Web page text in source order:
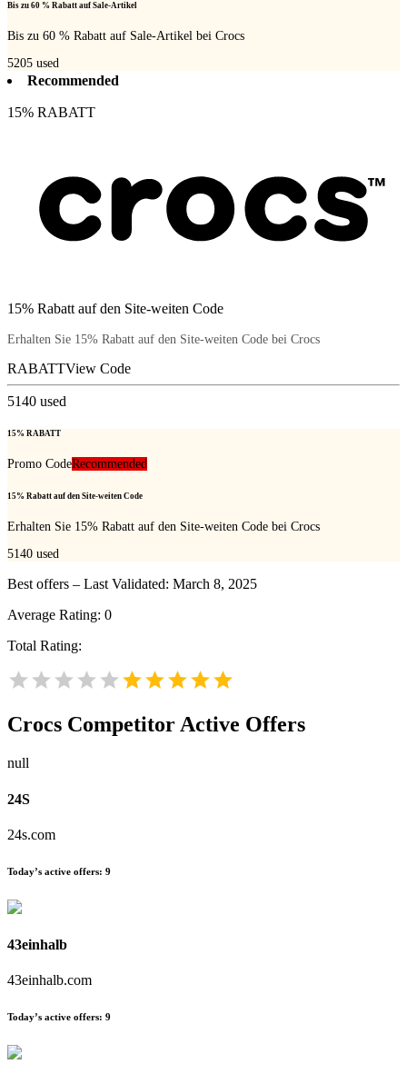
Bis zu 60 % Rabatt auf Sale-Artikel
Bis zu 60 % Rabatt auf Sale-Artikel bei Crocs
5205 used
Recommended
15% RABATT
15% Rabatt auf den Site-weiten Code
Erhalten Sie 15% Rabatt auf den Site-weiten Code bei Crocs
RABATTView Code
5140 used
15% RABATT
Promo CodeRecommended
15% Rabatt auf den Site-weiten Code
Erhalten Sie 15% Rabatt auf den Site-weiten Code bei Crocs
5140 used
Best offers – Last Validated: March 8, 2025
Average Rating: 0
Total Rating:
Crocs Competitor Active Offers
null
24S
24s.com
Today’s active offers: 9
43einhalb
43einhalb.com
Today’s active offers: 9